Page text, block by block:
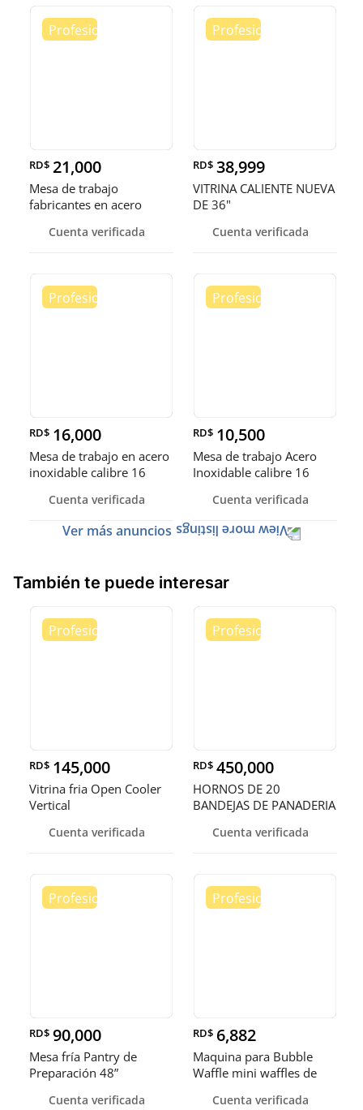
RD$ 21,000
Mesa de trabajo
fabricantes en acero
Cuenta verificada
RD$ 38,999
VITRINA CALIENTE NUEVA
DE 36"
Cuenta verificada
RD$ 16,000
Mesa de trabajo en acero
inoxidable calibre 16
Cuenta verificada
RD$ 10,500
Mesa de trabajo Acero
Inoxidable calibre 16
Cuenta verificada
Ver más anuncios
También te puede interesar
RD$ 145,000
Vitrina fria Open Cooler
Vertical
Cuenta verificada
RD$ 450,000
HORNOS DE 20
BANDEJAS DE PANADERIA
Cuenta verificada
RD$ 90,000
Mesa fría Pantry de
Preparación 48”
Cuenta verificada
RD$ 6,882
Maquina para Bubble
Waffle mini waffles de
Cuenta verificada